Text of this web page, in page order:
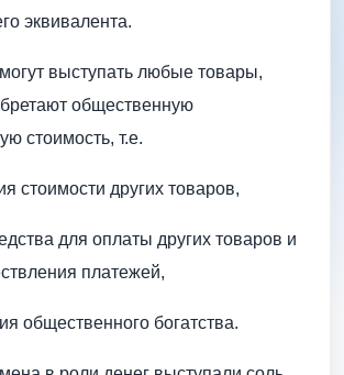
эквивалента.
выступать любые товары,
общественную
стоимость, т.е.
стоимости других товаров,
для оплаты других товаров и
платежей,
общественного богатства.